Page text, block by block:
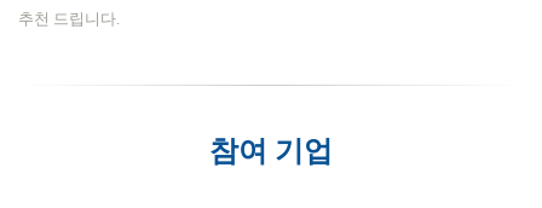
추천 드립니다.
참여 기업